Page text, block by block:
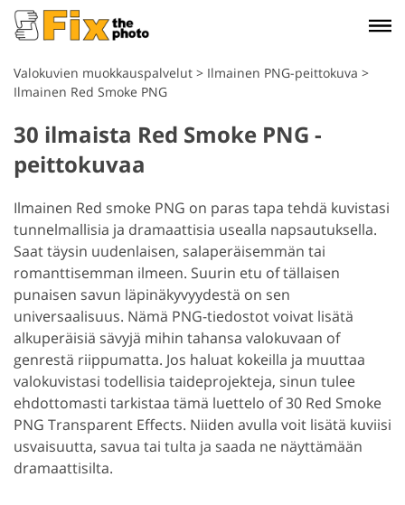
Valokuvien muokkauspalvelut > Ilmainen PNG-peittokuva >
Ilmainen Red Smoke PNG
30 ilmaista Red Smoke PNG -
peittokuvaa
Ilmainen Red smoke PNG on paras tapa tehdä kuvistasi
tunnelmallisia ja dramaattisia usealla napsautuksella.
Saat täysin uudenlaisen, salaperäisemmän tai
romanttisemman ilmeen. Suurin etu of tällaisen
punaisen savun läpinäkyvyydestä on sen
universaalisuus. Nämä PNG-tiedostot voivat lisätä
alkuperäisiä sävyjä mihin tahansa valokuvaan of
genrestä riippumatta. Jos haluat kokeilla ja muuttaa
valokuvistasi todellisia taideprojekteja, sinun tulee
ehdottomasti tarkistaa tämä luettelo of 30 Red Smoke
PNG Transparent Effects. Niiden avulla voit lisätä kuviisi
usvaisuutta, savua tai tulta ja saada ne näyttämään
dramaattisilta.